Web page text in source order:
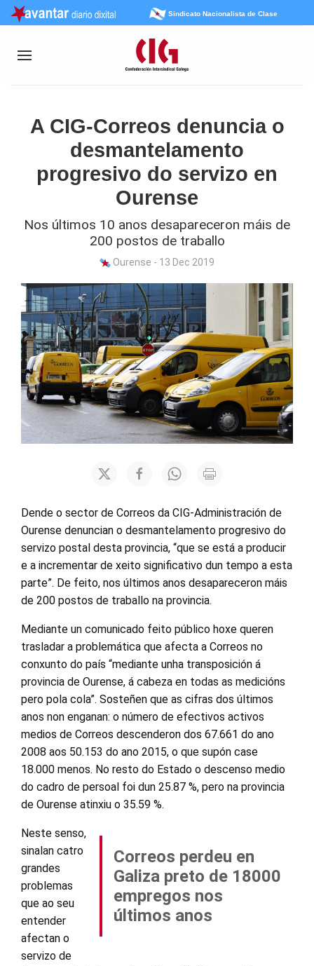
Sindicato Nacionalista de Clase
A CIG-Correos denuncia o
desmantelamento
progresivo do servizo en
Ourense
Nos últimos 10 anos desapareceron máis de
200 postos de traballo
Ourense - 13 Dec 2019
Dende o sector de Correos da CIG-Administración de
Ourense denuncian o desmantelamento progresivo do
servizo postal desta provincia, “que se está a producir
e a incrementar de xeito significativo dun tempo a esta
parte”. De feito, nos últimos anos desapareceron máis
de 200 postos de traballo na provincia.
Mediante un comunicado feito público hoxe queren
trasladar a problemática que afecta a Correos no
conxunto do país “mediante unha transposición á
provincia de Ourense, á cabeza en todas as medicións
pero pola cola”. Sosteñen que as cifras dos últimos
anos non enganan: o número de efectivos activos
medios de Correos descenderon dos 67.661 do ano
2008 aos 50.153 do ano 2015, o que supón case
18.000 menos. No resto do Estado o descenso medio
do cadro de persoal foi dun 25.87 %, pero na provincia
de Ourense atinxiu o 35.59 %.
Correos perdeu en
Galiza preto de 18000
empregos nos
últimos anos
Neste senso,
sinalan catro
grandes
problemas
que ao seu
entender
afectan o
servizo de